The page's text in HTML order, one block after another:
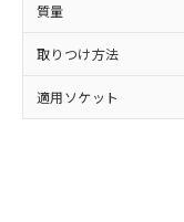
質量
取りつけ方法
適用ソケット
※当
用者
EU RoHS
51物質の非
※本証明書
るもので、
ものではあ